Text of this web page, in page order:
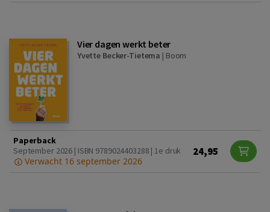
Vier dagen werkt beter
Yvette Becker-Tietema | Boom
Paperback
September 2026 | ISBN 9789024403288 | 1e druk
Verwacht 16 september 2026
24,95